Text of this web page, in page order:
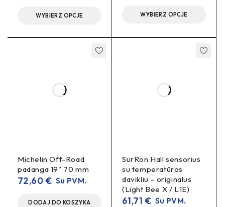
WYBIERZ OPCJE WYBIERZ OPCJE
Michelin Off-Road
padanga 19" 70 mm
72,60€ Su PVM.
DODAJ DO KOSZYKA
SurRon Hall sensorius
su temperatūros
davikliu – originalus
(Light Bee X / L1E)
61,71€ Su PVM.